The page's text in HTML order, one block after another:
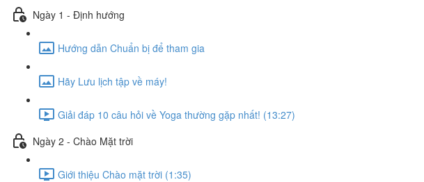
Ngày 1 - Định hướng
Hướng dẫn Chuẩn bị để tham gia
Hãy Lưu lịch tập về máy!
Giải đáp 10 câu hỏi về Yoga thường gặp nhất! (13:27)
Ngày 2 - Chào Mặt trời
Giới thiệu Chào mặt trời (1:35)